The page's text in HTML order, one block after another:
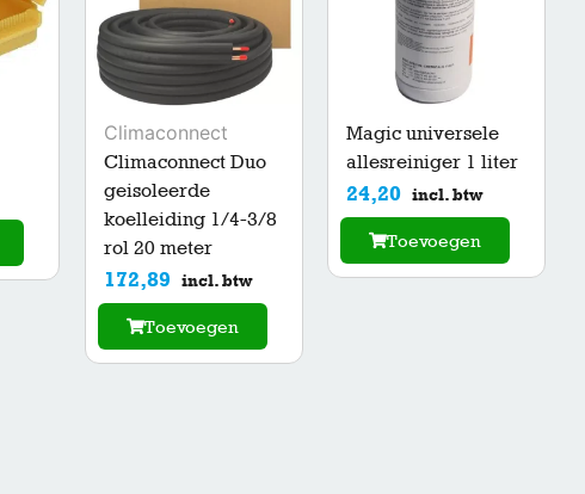
Climaconnect
Climaconnect Duo
geisoleerde
koelleiding 1/4-3/8
rol 20 meter
172,89 incl. btw
Toevoegen
Magic universele
allesreiniger 1 liter
24,20 incl. btw
Toevoegen